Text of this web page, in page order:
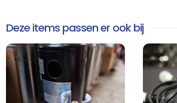
Deze items passen er ook bij